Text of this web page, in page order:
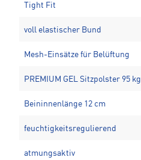
Tight Fit
voll elastischer Bund
Mesh-Einsätze für Belüftung
PREMIUM GEL Sitzpolster 95 kg
Beininnenlänge 12 cm
feuchtigkeitsregulierend
atmungsaktiv